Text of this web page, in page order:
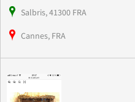
Salbris, 41300 FRA
Cannes, FRA